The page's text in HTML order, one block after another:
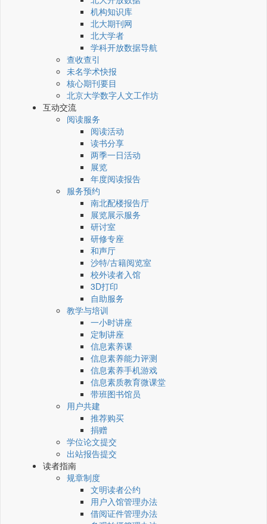
机构知识库
北大期刊网
北大学者
学科开放数据导航
查收查引
未名学术快报
核心期刊要目
北京大学数字人文工作坊
互动交流
阅读服务
阅读活动
读书分享
两季一日活动
展览
年度阅读报告
服务预约
南北配楼报告厅
展览展示服务
研讨室
研修专座
和声厅
沙特/古籍阅览室
校外读者入馆
3D打印
自助服务
教学与培训
一小时讲座
定制讲座
信息素养课
信息素养能力评测
信息素养手机游戏
信息素质教育微课堂
带班图书馆员
用户共建
推荐购买
捐赠
学位论文提交
出站报告提交
读者指南
规章制度
文明读者公约
用户入馆管理办法
借阅证件管理办法